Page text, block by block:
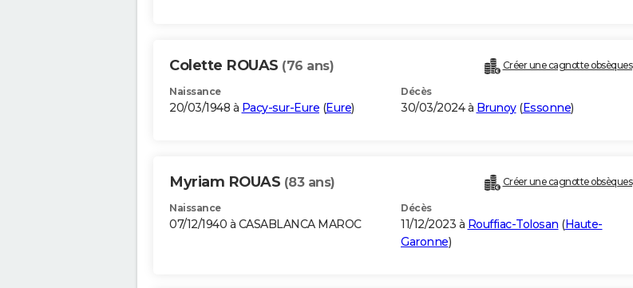
Colette ROUAS (76 ans) Créer une cagnotte obsèques
Naissance
20/03/1948 à Pacy-sur-Eure (Eure)
Décès
30/03/2024 à Brunoy(Essonne)
Myriam ROUAS (83 ans) Créer une cagnotte obsèques
Naissance
07/12/1940 à CASABLANCA MAROC
Décès
11/12/2023 à Rouffiac-Tolosan (Haute-
Garonne)